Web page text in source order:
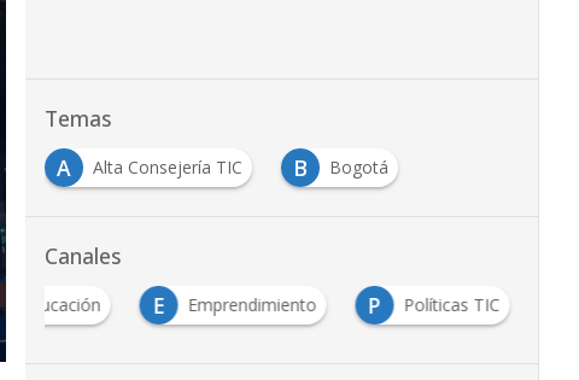
Temas
A
Alta Consejería TIC B Bogotá
Canales
Educación E Emprendimiento P Políticas TIC